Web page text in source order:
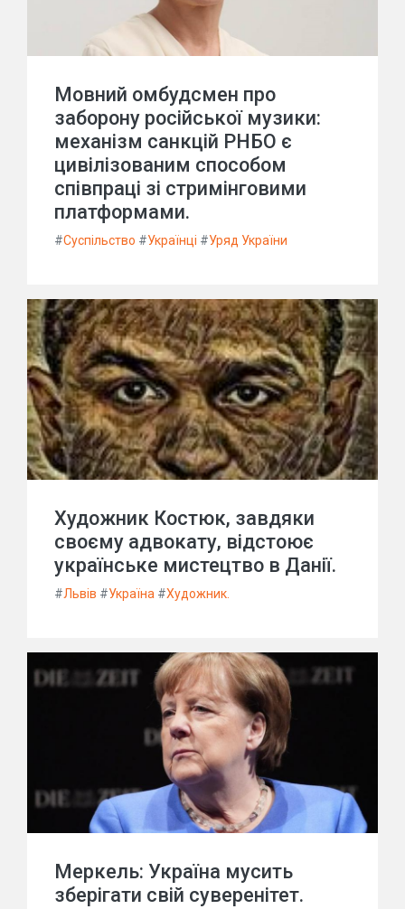
Мовний омбудсмен про
заборону російської музики:
механізм санкцій РНБО є
цивілізованим способом
співпраці зі стримінговими
платформами.
#Суспільство #Українці #Уряд України
Художник Костюк, завдяки
своєму адвокату, відстоює
українське мистецтво в Данії.
#Львів #Україна #Художник.
Меркель: Україна мусить
зберігати свій суверенітет.